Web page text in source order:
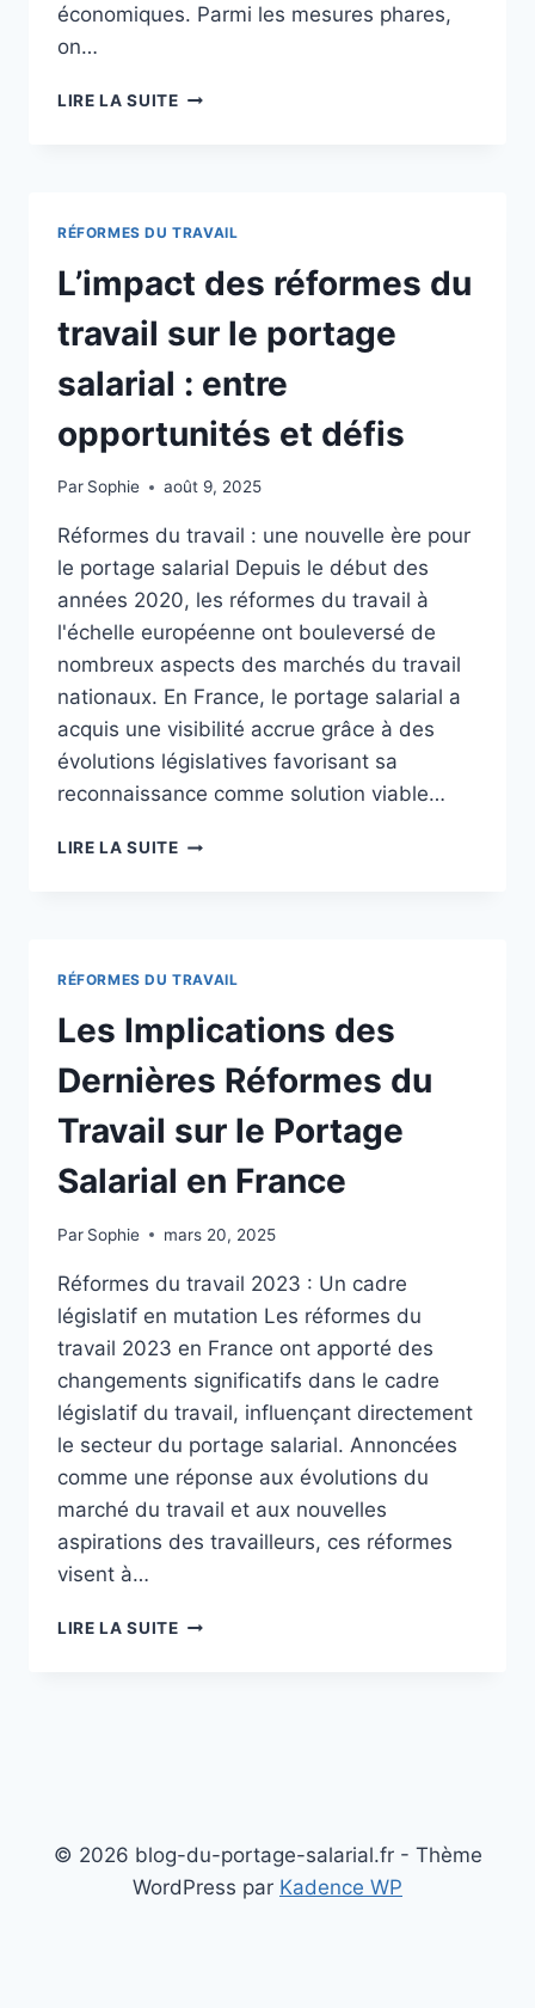
économiques. Parmi les mesures phares,
on…
LIRE LA SUITELES
LE
PORTAGE
SALARIAL
EN
FRANCE
RÉFORMES DU TRAVAIL
L’impact des réformes du
travail sur le portage
salarial : entre
opportunités et défis
Par Sophie août 9, 2025
Réformes du travail : une nouvelle ère pour
le portage salarial Depuis le début des
années 2020, les réformes du travail à
l'échelle européenne ont bouleversé de
nombreux aspects des marchés du travail
nationaux. En France, le portage salarial a
acquis une visibilité accrue grâce à des
évolutions législatives favorisant sa
reconnaissance comme solution viable…
LIRE LA SUITEL’IMPACT
PORTAGE
SALARIAL
ENTRE
OPPORTUNITÉS
ET
RÉFORMES DU TRAVAIL
Les Implications des
Dernières Réformes du
Travail sur le Portage
Salarial en France
Par Sophie mars 20, 2025
Réformes du travail 2023 : Un cadre
législatif en mutation Les réformes du
travail 2023 en France ont apporté des
changements significatifs dans le cadre
législatif du travail, influençant directement
le secteur du portage salarial. Annoncées
comme une réponse aux évolutions du
marché du travail et aux nouvelles
aspirations des travailleurs, ces réformes
visent à…
LIRE LA SUITELES
PORTAGE
SALARIAL
EN
© 2026 blog-du-portage-salarial.fr - Thème
WordPress par Kadence WP